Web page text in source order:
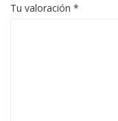
Tu valoración *